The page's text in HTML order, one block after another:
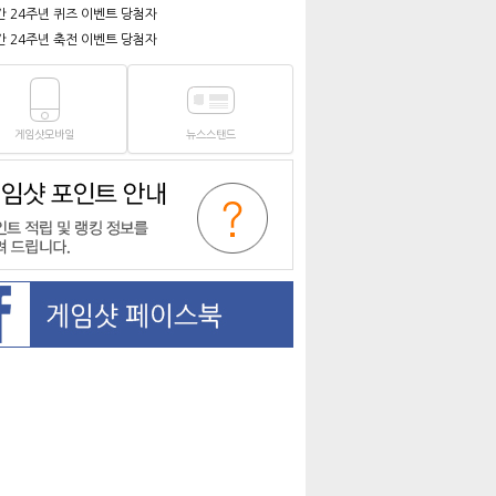
24주년 퀴즈 이벤트 당첨자
24주년 축전 이벤트 당첨자
게임샷모바일 뉴스스탠드